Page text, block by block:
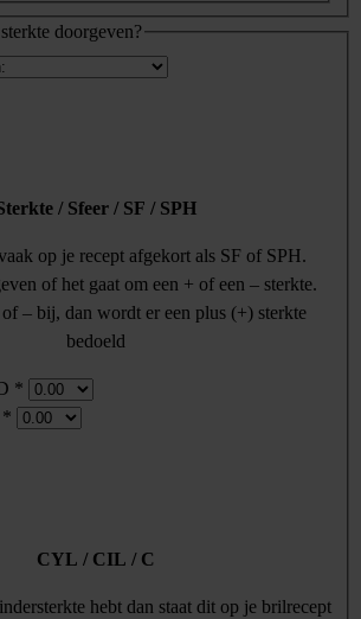
doorgeven?
/ Sfeer / SF / SPH
op je recept afgekort als SF of SPH.
of het gaat om een + of een – sterkte.
– bij, dan wordt er een plus (+) sterkte
bedoeld
*
*
CYL / CIL / C
hebt dan staat dit op je brilrecept